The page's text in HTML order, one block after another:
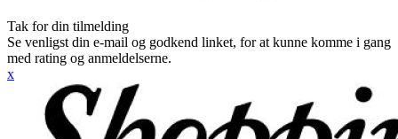
Tak for din tilmelding
Se venligst din e-mail og godkend linket, for at kunne komme i gang
med rating og anmeldelserne.
x